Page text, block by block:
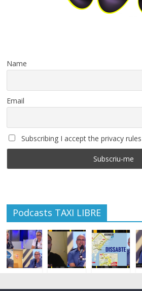
Name
Email
Subscribing I accept the privacy
Podcasts TAXI LIBRE